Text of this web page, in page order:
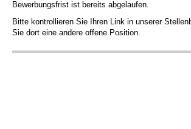
Bewerbungsfrist ist bereits abgelaufen.
Bitte kontrollieren Sie Ihren Link in unserer
Sie dort eine andere offene Position.